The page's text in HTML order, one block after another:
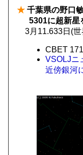
★ 千葉県の野口
5301に超新星
3月11.633日(世
CBET
VSOLJニ
近傍銀河